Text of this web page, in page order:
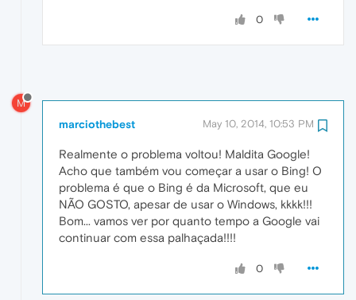
0
M
marciothebest May 10, 2014, 10:53 PM
Realmente o problema voltou! Maldita Google!
Acho que também vou começar a usar o Bing! O
problema é que o Bing é da Microsoft, que eu
NÃO GOSTO, apesar de usar o Windows, kkkk!!!
Bom... vamos ver por quanto tempo a Google vai
continuar com essa palhaçada!!!!
0